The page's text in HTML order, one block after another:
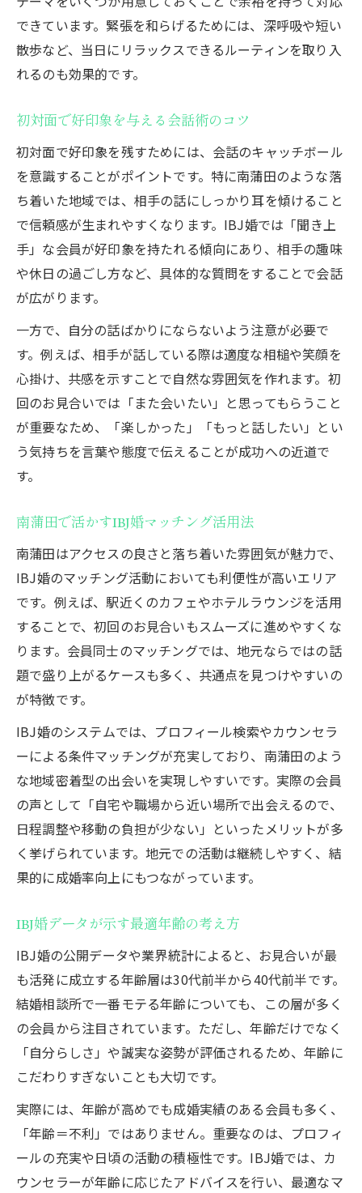
できています。緊張を和らげるためには、深呼吸や短い
散歩など、当日にリラックスできるルーティンを取り入
れるのも効果的です。
初対面で好印象を与える会話術のコツ
初対面で好印象を残すためには、会話のキャッチボール
を意識することがポイントです。特に南蒲田のような落
ち着いた地域では、相手の話にしっかり耳を傾けること
で信頼感が生まれやすくなります。IBJ婚では「聞き上
手」な会員が好印象を持たれる傾向にあり、相手の趣味
や休日の過ごし方など、具体的な質問をすることで会話
が広がります。
一方で、自分の話ばかりにならないよう注意が必要で
す。例えば、相手が話している際は適度な相槌や笑顔を
心掛け、共感を示すことで自然な雰囲気を作れます。初
回のお見合いでは「また会いたい」と思ってもらうこと
が重要なため、「楽しかった」「もっと話したい」とい
う気持ちを言葉や態度で伝えることが成功への近道で
す。
南蒲田で活かすIBJ婚マッチング活用法
南蒲田はアクセスの良さと落ち着いた雰囲気が魅力で、
IBJ婚のマッチング活動においても利便性が高いエリア
です。例えば、駅近くのカフェやホテルラウンジを活用
することで、初回のお見合いもスムーズに進めやすくな
ります。会員同士のマッチングでは、地元ならではの話
題で盛り上がるケースも多く、共通点を見つけやすいの
が特徴です。
IBJ婚のシステムでは、プロフィール検索やカウンセラ
ーによる条件マッチングが充実しており、南蒲田のよう
な地域密着型の出会いを実現しやすいです。実際の会員
の声として「自宅や職場から近い場所で出会えるので、
日程調整や移動の負担が少ない」といったメリットが多
く挙げられています。地元での活動は継続しやすく、結
果的に成婚率向上にもつながっています。
IBJ婚データが示す最適年齢の考え方
IBJ婚の公開データや業界統計によると、お見合いが最
も活発に成立する年齢層は30代前半から40代前半です。
結婚相談所で一番モテる年齢についても、この層が多く
の会員から注目されています。ただし、年齢だけでなく
「自分らしさ」や誠実な姿勢が評価されるため、年齢に
こだわりすぎないことも大切です。
実際には、年齢が高めでも成婚実績のある会員も多く、
「年齢＝不利」ではありません。重要なのは、プロフィ
ールの充実や日頃の活動の積極性です。IBJ婚では、カ
ウンセラーが年齢に応じたアドバイスを行い、最適なマ